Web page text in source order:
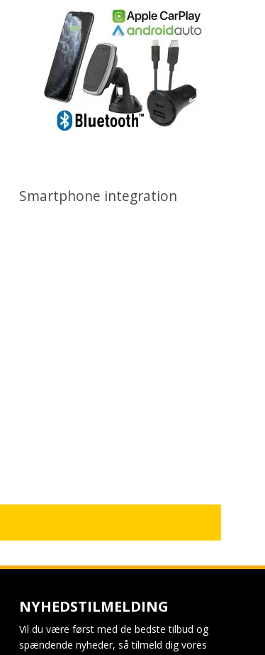
Smartphone integration
NYHEDSTILMELDING
Vil du være først med de bedste tilbud og
spændende nyheder, så tilmeld dig vores